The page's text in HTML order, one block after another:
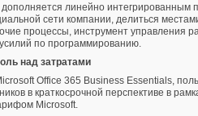
линейно интегрированным
сети компании, делиться
процессы, инструмент управления
по программированию.
над затратами
Office 365 Business Essentials,
в краткосрочной перспективе в
Microsoft.